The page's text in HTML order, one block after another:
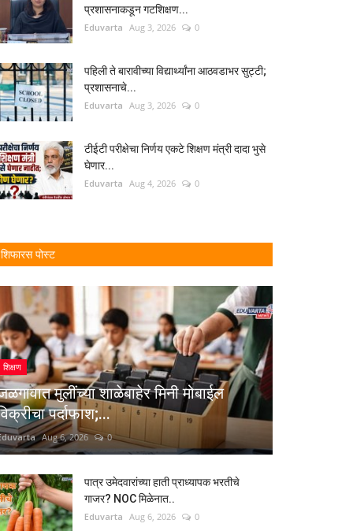
प्रशासनाकडून गटशिक्षण...
Eduvarta Aug 3, 2026 0
पहिली ते बारावीच्या विद्यार्थ्यांना आठवडाभर सुट्टी;
प्रशासनाचे...
Eduvarta Aug 3, 2026 0
टीईटी परीक्षेचा निर्णय एकटे शिक्षण मंत्री दादा भुसे
घेणार...
Eduvarta Aug 4, 2026 0
शिफारस पोस्ट
शिक्षण
मुलींच्या शाळेबाहेर मिनी मोबाईल
पर्दाफाश;...
Aug 6, 2026 0
पात्र उमेदवारांच्या हाती प्राध्यापक भरतीचे
गाजर? NOC मिळेनात..
Eduvarta Aug 6, 2026 0